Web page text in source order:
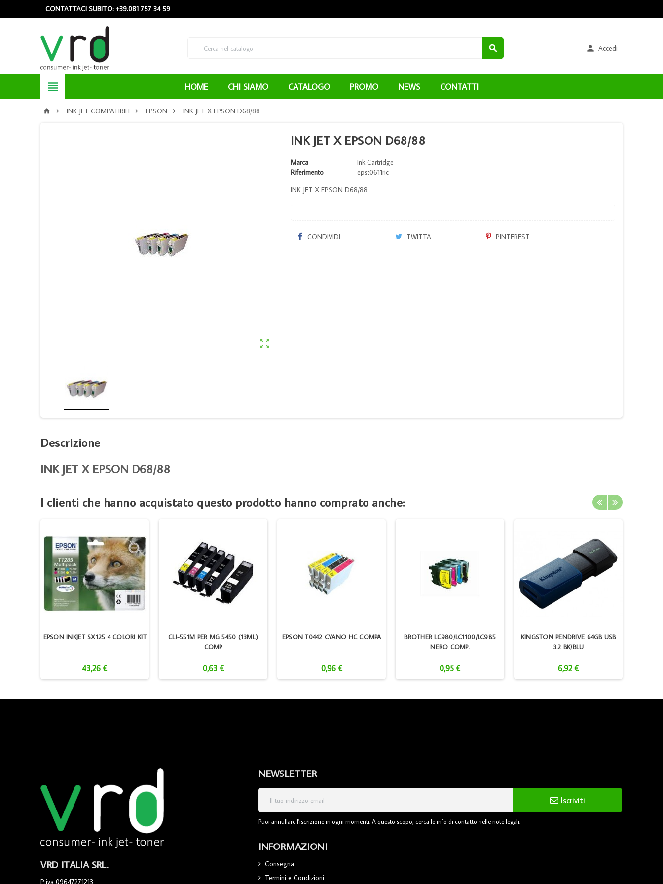
CONTATTACI SUBITO: +39.081 757 34 59
  Accedi
 HOME CHI SIAMO CATALOGO PROMO NEWS CONTATTI
  INK JET COMPATIBILI  EPSON  INK JET X EPSON D68/88

INK JET X EPSON D68/88
Marca
Ink Cartridge
Riferimento
epst0611ric
INK JET X EPSON D68/88
CONDIVIDI TWITTA PINTEREST
Descrizione
INK JET X EPSON D68/88
I clienti che hanno acquistato questo prodotto hanno comprato anche:
EPSON INKJET SX125 4 COLORI KIT
43,26 €
CLI-551M PER MG 5450 (13ML)
COMP
0,63 €
EPSON T0442 CYANO HC COMPA
0,96 €
BROTHER LC980/LC1100/LC985
NERO COMP.
0,95 €
KINGSTON PENDRIVE 64GB USB
3.2 BK/BLU
6,92 €
VRD ITALIA SRL.
P.iva 09647271213
NEWSLETTER
Iscriviti
Puoi annullare l'iscrizione in ogni momenti. A questo scopo, cerca le info di contatto nelle note legali.
INFORMAZIONI
Consegna
Termini e Condizioni